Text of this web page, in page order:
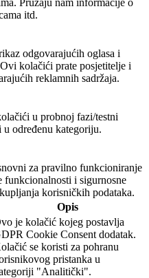
itd.
odgovarajućih oglasa i
kolačići prate posjetitelje i
reklamnih sadržaja.
u probnoj fazi/testni
određenu kategoriju.
za pravilno funkcioniranje
funkcionalnosti i sigurnosne
korisničkih podataka.
Opis
je kolačić kojeg postavlja
Cookie Consent dodatak.
se koristi za pohranu
pristanka u
"Analitički".